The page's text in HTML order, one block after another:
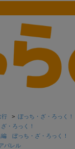
> ぼっち・ざ・ろっく！
・ろっく！
編 ぼっち・ざ・ろっく！
パレル